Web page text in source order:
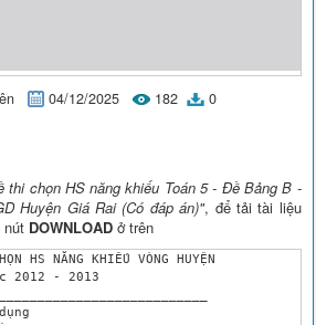
04/12/2025 182 0
thi chọn HS năng khiếu Toán 5 - Đề Bảng B -
Huyện Giá Rai (Có đáp án)", để tải tài liệu
nút DOWNLOAD ở trên
HS NĂNG KHIẾU VÒNG HUYỆN
2012 - 2013